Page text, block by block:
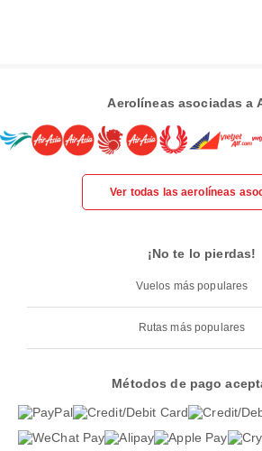
Aerolíneas asociadas a
Ver todas las aerolíneas
¡No te lo pierdas!
Vuelos más populares
Rutas más populares
Métodos de pago